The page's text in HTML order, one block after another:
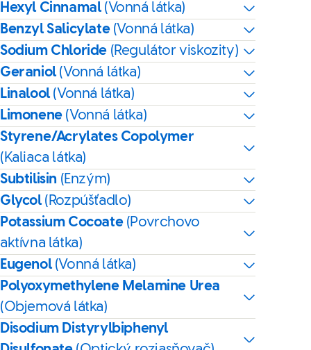
Hexyl Cinnamal(Vonná látka)
Benzyl Salicylate (Vonná látka)
Sodium Chloride (Regulátor viskozity)
Geraniol(Vonná látka)
Linalool(Vonná látka)
Limonene (Vonná látka)
Styrene/Acrylates Copolymer
(Kaliaca látka)
Subtilisin (Enzým)
Glycol(Rozpúšťadlo)
Potassium Cocoate (Povrchovo
aktívna látka)
Eugenol(Vonná látka)
Polyoxymethylene Melamine Urea
(Objemová látka)
Disodium Distyrylbiphenyl